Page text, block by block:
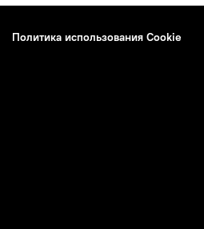
Политика использования Cookie